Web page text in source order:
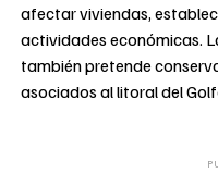
afectar viviendas,
actividades económicas.
también pretende
asociados al litoral del